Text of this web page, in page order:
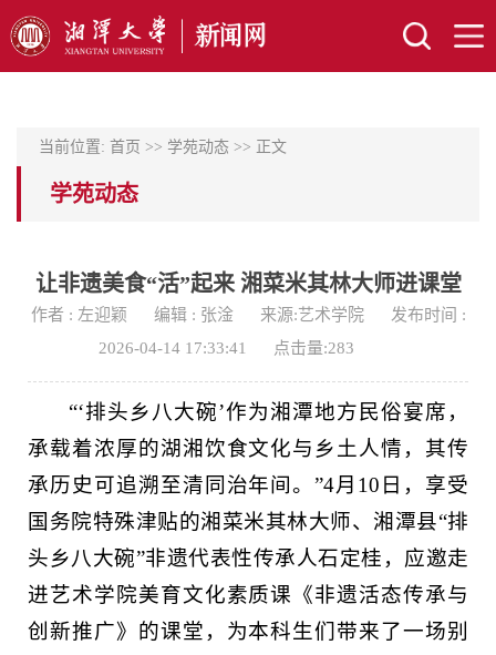
当前位置: 首页 >> 学苑动态 >> 正文
学苑动态
让非遗美食“活”起来 湘菜米其林大师进课堂
作者 : 左迎颖 编辑 : 张淦 来源:艺术学院
发布时间 :
2026-04-14 17:33:41
点击量:283
“‘排头乡八大碗’作为湘潭地方民俗宴席，
承载着浓厚的湖湘饮食文化与乡土人情，其传
承历史可追溯至清同治年间。”4月10日，享受
国务院特殊津贴的湘菜米其林大师、湘潭县“排
头乡八大碗”非遗代表性传承人石定桂，应邀走
进艺术学院美育文化素质课《非遗活态传承与
创新推广》的课堂，为本科生们带来了一场别